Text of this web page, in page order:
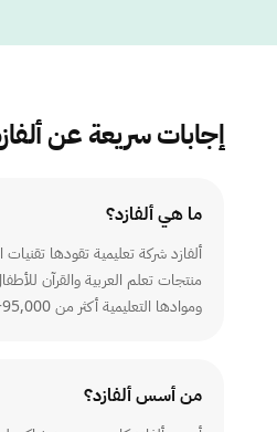
إجابات سريعة عن
ما هي ألفازد؟
ألفازد شركة تعليمية تقودها تقنيات
منتجات تعلم العربية والقرآن
وموادها التعليمية أكثر من 95,000+ طالب في 50+ دولة.
من أسس ألفازد؟